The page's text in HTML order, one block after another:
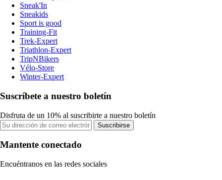
Sneak'In
Sneakids
Sport is good
Training-Fit
Trek-Expert
Triathlon-Expert
TripNBikers
Vélo-Store
Winter-Expert
Suscríbete a nuestro boletín
Disfruta de un 10% al suscribirte a nuestro boletín
Suscribirse
Mantente conectado
Encuéntranos en las redes sociales